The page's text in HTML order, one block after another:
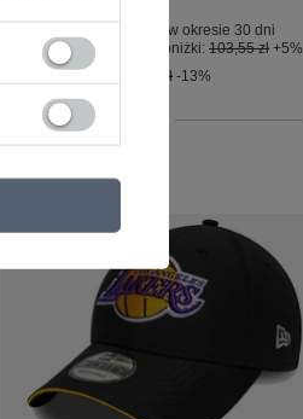
Najniższa cena produktu w okresie 30 dni
przed wprowadzeniem obniżki: 103,55 zł +5%
125,99 zł -13%
+ Dodaj do porównania